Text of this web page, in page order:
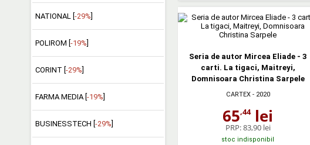
NATIONAL [ -29%
POLIROM [ -19%
CORINT [ -29%
FARMA MEDIA [ -19%
BUSINESSTECH [ -29%
Seria de autor Mircea Eliade - 3
carti. La tigaci, Maitreyi,
Domnisoara Christina Sarpele
CARTEX- 2020
65,44lei
PRP:83,90 lei
stoc indisponibil